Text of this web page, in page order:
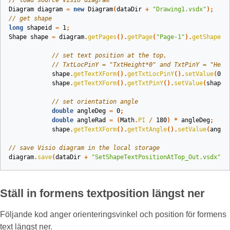
Diagram diagram = new Diagram(dataDir + "Drawing1.vsdx" );
// get shape
long shapeid = 1;
Shape shape = diagram.getPages ().getPage( "Page-1" ).getShapes
// set text position at the top,
// TxtLocPinY = "TxtHeight*0" and TxtPinY =
shape.getTextXForm().getTxtLocPinY(). setValue(0
shape.getTextXForm().getTxtPinY(). setValue( shape
// set orientation angle
double angleDeg = 0;
double angleRad = ( Math. PI / 180) * angleDeg;
shape.getTextXForm().getTxtAngle(). setValue(
// save Visio diagram in the local storage
diagram. save(dataDir + "SetShapeTextPositionAtTop_Out.vsdx"
Ställ in formens textposition längst ner
Följande kod anger orienteringsvinkel och position för formens
text längst ner.